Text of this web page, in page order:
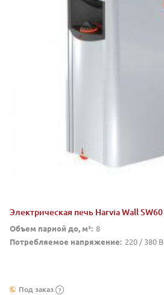
Электрическая печь Harvia Wall SW60
Объем парной до, м³: 8
Потребляемое напряжение: 220 / 380 В
Под заказ ?